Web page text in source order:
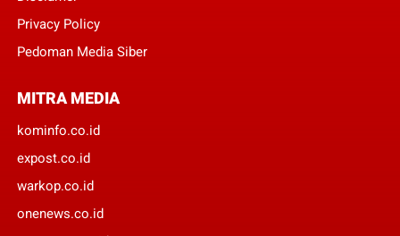
Privacy Policy
Pedoman Media Siber
MITRA MEDIA
kominfo.co.id
expost.co.id
warkop.co.id
onenews.co.id